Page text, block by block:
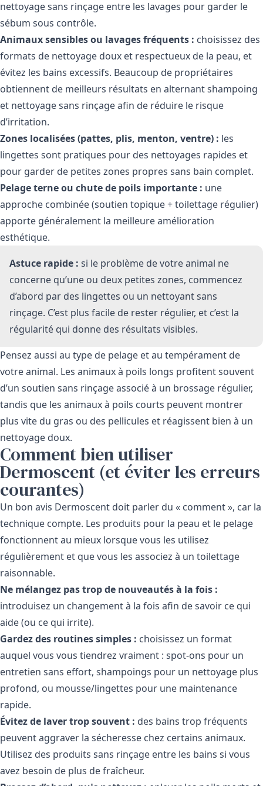
nettoyage sans rinçage entre les lavages pour garder le
sébum sous contrôle.
Animaux sensibles ou lavages fréquents : choisissez des
formats de nettoyage doux et respectueux de la peau, et
évitez les bains excessifs. Beaucoup de propriétaires
obtiennent de meilleurs résultats en alternant shampoing
et nettoyage sans rinçage afin de réduire le risque
d’irritation.
Zones localisées (pattes, plis, menton, ventre) : les
lingettes sont pratiques pour des nettoyages rapides et
pour garder de petites zones propres sans bain complet.
Pelage terne ou chute de poils importante : une
approche combinée (soutien topique + toilettage régulier)
apporte généralement la meilleure amélioration
esthétique.
Astuce rapide : si le problème de votre animal ne
concerne qu’une ou deux petites zones, commencez
d’abord par des lingettes ou un nettoyant sans
rinçage. C’est plus facile de rester régulier, et c’est la
régularité qui donne des résultats visibles.
Pensez aussi au type de pelage et au tempérament de
votre animal. Les animaux à poils longs profitent souvent
d’un soutien sans rinçage associé à un brossage régulier,
tandis que les animaux à poils courts peuvent montrer
plus vite du gras ou des pellicules et réagissent bien à un
nettoyage doux.
Comment bien utiliser
Dermoscent (et éviter les erreurs
courantes)
Un bon avis Dermoscent doit parler du « comment », car la
technique compte. Les produits pour la peau et le pelage
fonctionnent au mieux lorsque vous les utilisez
régulièrement et que vous les associez à un toilettage
raisonnable.
Ne mélangez pas trop de nouveautés à la fois :
introduisez un changement à la fois afin de savoir ce qui
aide (ou ce qui irrite).
Gardez des routines simples : choisissez un format
auquel vous vous tiendrez vraiment : spot-ons pour un
entretien sans effort, shampoings pour un nettoyage plus
profond, ou mousse/lingettes pour une maintenance
rapide.
Évitez de laver trop souvent : des bains trop fréquents
peuvent aggraver la sécheresse chez certains animaux.
Utilisez des produits sans rinçage entre les bains si vous
avez besoin de plus de fraîcheur.